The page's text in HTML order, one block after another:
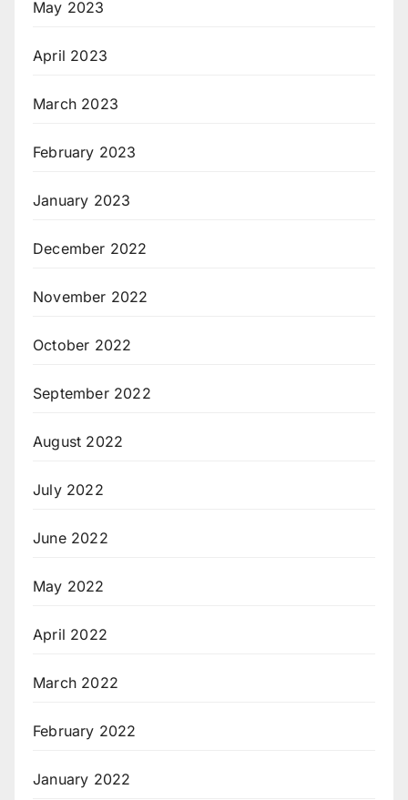
May 2023
April 2023
March 2023
February 2023
January 2023
December 2022
November 2022
October 2022
September 2022
August 2022
July 2022
June 2022
May 2022
April 2022
March 2022
February 2022
January 2022